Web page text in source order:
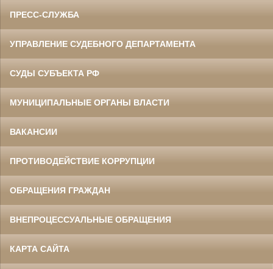
ПРЕСС-СЛУЖБА
УПРАВЛЕНИЕ СУДЕБНОГО ДЕПАРТАМЕНТА
СУДЫ СУБЪЕКТА РФ
МУНИЦИПАЛЬНЫЕ ОРГАНЫ ВЛАСТИ
ВАКАНСИИ
ПРОТИВОДЕЙСТВИЕ КОРРУПЦИИ
ОБРАЩЕНИЯ ГРАЖДАН
ВНЕПРОЦЕССУАЛЬНЫЕ ОБРАЩЕНИЯ
КАРТА САЙТА